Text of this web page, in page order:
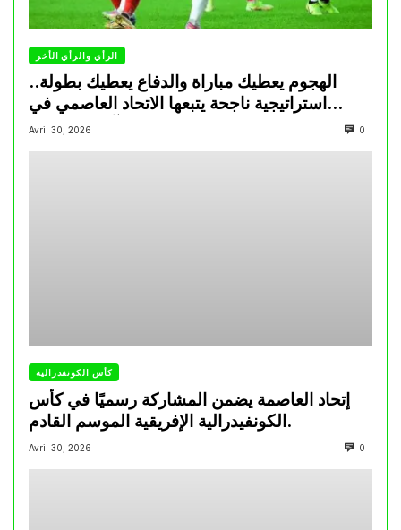
الرأي والرأي الأخر
الهجوم يعطيك مباراة والدفاع يعطيك بطولة..
استراتيجية ناجحة يتبعها الاتحاد العاصمي في
تتويجاته آخر السنوات
Avril 30, 2026 0
كأس الكونفدرالية
إتحاد العاصمة يضمن المشاركة رسميًا في كأس
الكونفيدرالية الإفريقية الموسم القادم.
Avril 30, 2026 0